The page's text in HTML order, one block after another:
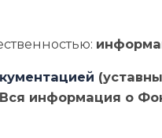
информация о